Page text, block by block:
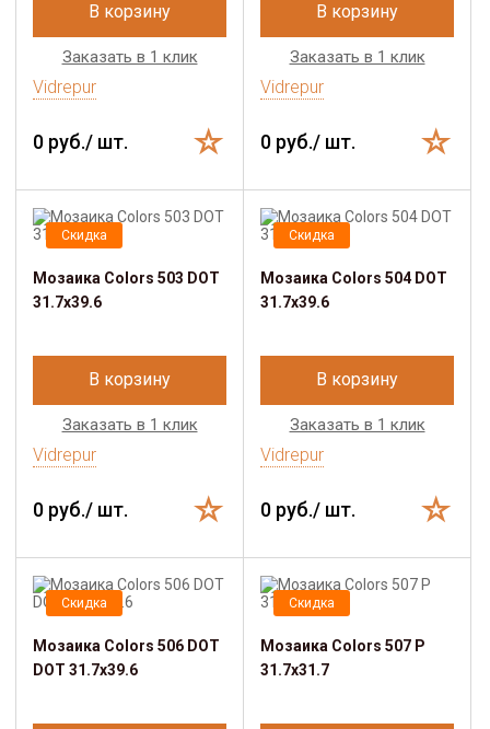
В корзину
Заказать в 1 клик
Vidrepur
0 руб./ шт.
В корзину
Заказать в 1 клик
Vidrepur
0 руб./ шт.
Скидка
Мозаика Colors 503 DOT
31.7х39.6
В корзину
Заказать в 1 клик
Vidrepur
0 руб./ шт.
Скидка
Мозаика Colors 504 DOT
31.7х39.6
В корзину
Заказать в 1 клик
Vidrepur
0 руб./ шт.
Скидка
Мозаика Colors 506 DOT
DOT 31.7х39.6
Скидка
Мозаика Colors 507 P
31.7х31.7